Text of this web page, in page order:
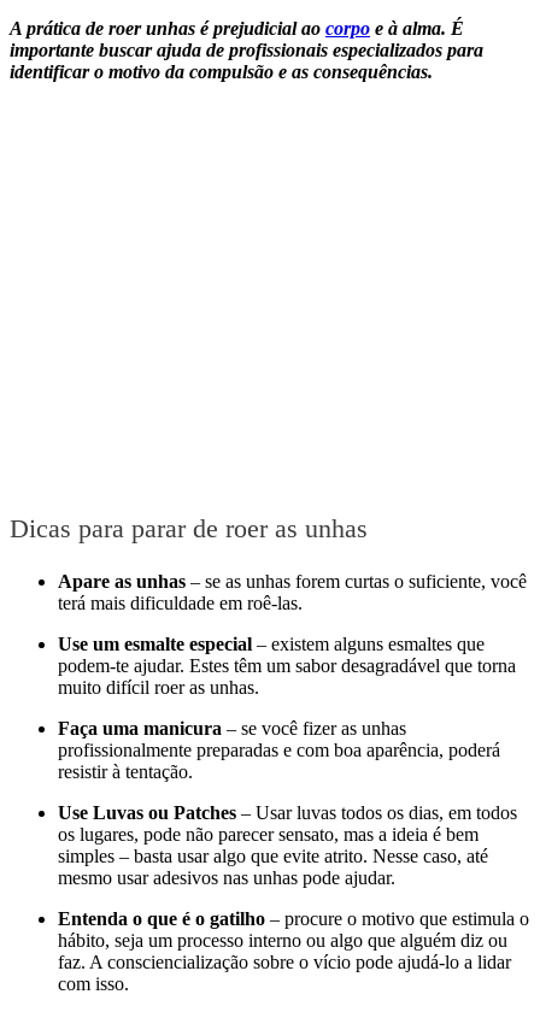
A prática de roer unhas é prejudicial ao corpo e à alma. É
importante buscar ajuda de profissionais especializados para
identificar o motivo da compulsão e as consequências.
Dicas para parar de roer as unhas
Apare as unhas – se as unhas forem curtas o suficiente, você
terá mais dificuldade em roê-las.
Use um esmalte especial – existem alguns esmaltes que
podem-te ajudar. Estes têm um sabor desagradável que torna
muito difícil roer as unhas.
Faça uma manicura – se você fizer as unhas
profissionalmente preparadas e com boa aparência, poderá
resistir à tentação.
Use Luvas ou Patches – Usar luvas todos os dias, em todos
os lugares, pode não parecer sensato, mas a ideia é bem
simples – basta usar algo que evite atrito. Nesse caso, até
mesmo usar adesivos nas unhas pode ajudar.
Entenda o que é o gatilho – procure o motivo que estimula o
hábito, seja um processo interno ou algo que alguém diz ou
faz. A consciencialização sobre o vício pode ajudá-lo a lidar
com isso.